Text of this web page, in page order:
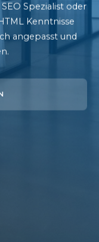
Spezialist oder
Kenntnisse
angepasst und